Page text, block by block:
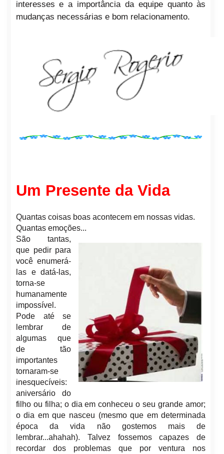
interesses e a importância da equipe quanto às
mudanças necessárias e bom relacionamento.
Um Presente da Vida
Quantas coisas boas acontecem em nossas vidas.
Quantas emoções...
São tantas,
que pedir para
você enumerá-
las e datá-las,
torna-se
humanamente
impossível.
Pode até se
lembrar de
algumas que
de tão
importantes
tornaram-se
inesquecíveis:
aniversário do
filho ou filha; o dia em conheceu o seu grande amor;
o dia em que nasceu (mesmo que em determinada
época da vida não gostemos mais de
lembrar...ahahah). Talvez fossemos capazes de
recordar dos problemas que por ventura nos